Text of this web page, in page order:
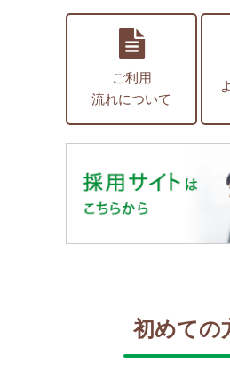
ご利用
流れについて
初めての